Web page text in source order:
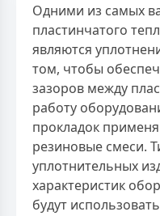
Одними из самых
пластинчатого
являются
том, чтобы
зазоров между
работу
прокладок
резиновые смеси.
уплотнительных
характеристик
будут